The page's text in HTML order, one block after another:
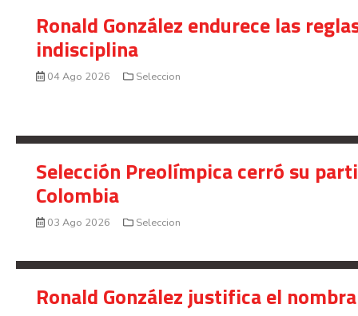
Ronald González endurece las
indisciplina
04 Ago 2026 Seleccion
Selección Preolímpica cerró su
Colombia
03 Ago 2026 Seleccion
Ronald González justifica el